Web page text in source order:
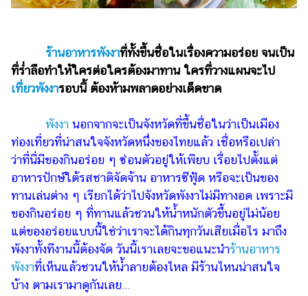
ดูด
วง
ผู้ชาย
สุขภาพ
ท่อง
เที่ยว
สูตร
อาหาร
ง่ายๆ
ร้านอาหารพังงาที่ทั้งขึ้นชื่อในเรื่องความอร่อย จนเป็น
ที่ร่ำลือทำให้ใครต่อใครต้องมาทาน ใครที่วางแผนจะไป
เที่ยวพังงารอบนี้ ต้องห้ามพลาดอย่างเด็ดขาด
พังงา นอกจากจะเป็นจังหวัดที่ขึ้นชื่อในว่าเป็นเมือง
ท่องเที่ยวที่น่าสนใจจังหวัดหนึ่งของไทยแล้ว เชื่อหรือเปล่า
ว่าที่นี่มีของกินอร่อย ๆ ซ่อนตัวอยู่ให้เพียบ เรื่อยไปตั้งแต่
อาหารปักษ์ใต้รสชาติจัดจ้าน อาหารซีฟู้ด หรือจะเป็นของ
ทานเล่นต่าง ๆ เรียกได้ว่าไปจังหวัดพังงาไม่มีทางอด เพราะมี
ของกินอร่อย ๆ ที่ทานแล้วชวนให้น้ำหนักตัวขึ้นอยู่ไม่น้อย
แต่ของอร่อยแบบนี้ใช่ว่าเราจะได้กินทุกวันเสียเมื่อไร มาถึง
พังงาทั้งทีงานนี้ต้องจัด วันนี้เราเลยจะขอแนะนำร้านอาหาร
พังงาที่เห็นแล้วชวนให้น้ำลายต้องไหล มีร้านไหนน่าสนใจ
บ้าง ตามเรามาดูกันเลย…